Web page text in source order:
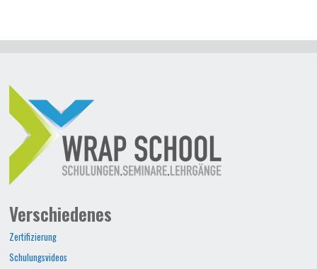
Verschiedenes
Zertifizierung
Schulungsvideos